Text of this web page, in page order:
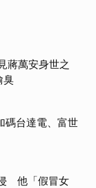
蔣萬安身世之
臭
碼台達電、富世
他「假冒女